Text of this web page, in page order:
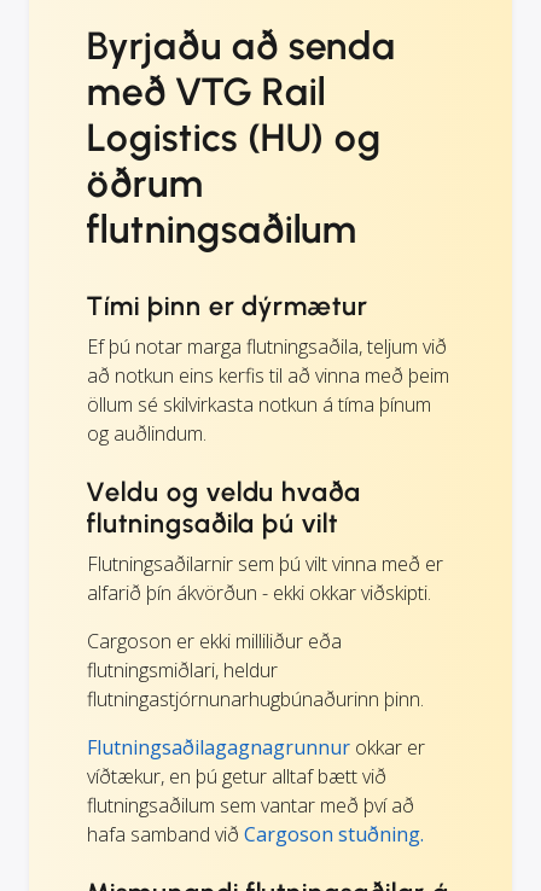
Byrjaðu að senda
með VTG Rail
Logistics (HU) og
öðrum
flutningsaðilum
Tími þinn er dýrmætur
Ef þú notar marga flutningsaðila, teljum við
að notkun eins kerfis til að vinna með þeim
öllum sé skilvirkasta notkun á tíma þínum
og auðlindum.
Veldu og veldu hvaða
flutningsaðila þú vilt
Flutningsaðilarnir sem þú vilt vinna með er
alfarið þín ákvörðun - ekki okkar viðskipti.
Cargoson er ekki milliliður eða
flutningsmiðlari, heldur
flutningastjórnunarhugbúnaðurinn þinn.
Flutningsaðilagagnagrunnur okkar er
víðtækur, en þú getur alltaf bætt við
flutningsaðilum sem vantar með því að
hafa samband við Cargoson stuðning.